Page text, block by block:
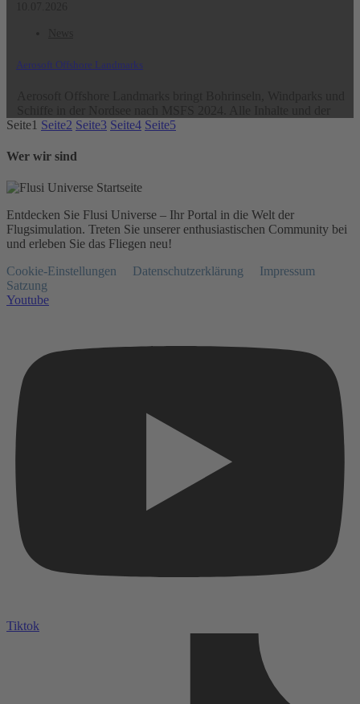
Aerosoft Offshore Landmarks
Seite1 Seite2 Seite3 Seite4 Seite5
Wer wir sind
Entdecken Sie Flusi Universe – Ihr Portal in die Welt der
Flugsimulation. Treten Sie unserer enthusiastischen Community bei
und erleben Sie das Fliegen neu!
Cookie-Einstellungen
Datenschutzerklärung
Impressum
Satzung
Youtube
Tiktok